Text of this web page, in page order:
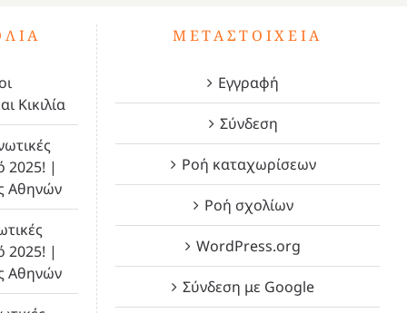
Κικιλία
2025! |
Αθηνών
2025! |
Αθηνών
ΜΕΤΑΣΤΟΙΧΕΊΑ
Εγγραφή
Σύνδεση
Ροή καταχωρίσεων
Ροή σχολίων
WordPress.org
Σύνδεση με Google